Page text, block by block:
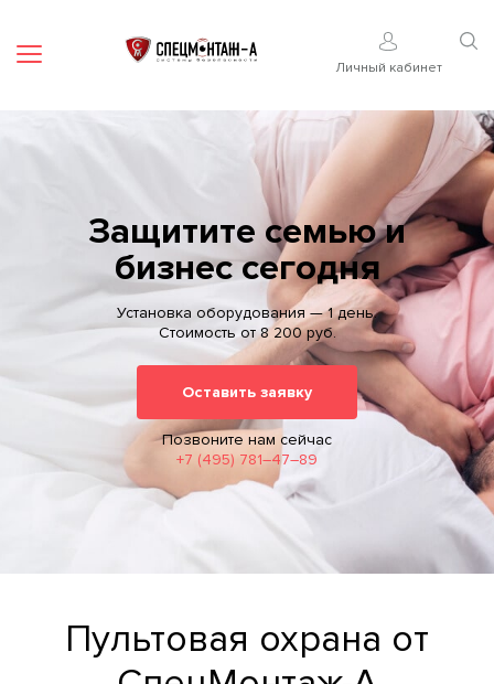
Личный кабинет
Защитите семью и
бизнес сегодня
Установка оборудования — 1 день.
Стоимость от 8 200 руб.
Оставить заявку
Позвоните нам сейчас
+7 (495) 781–47–89
Пультовая охрана от